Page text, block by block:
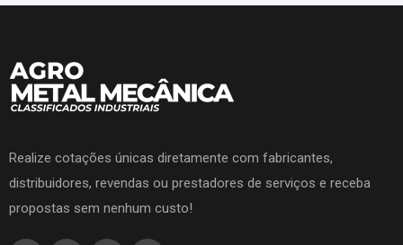
Realize cotações únicas diretamente com fabricantes,
distribuidores, revendas ou prestadores de serviços e receba
propostas sem nenhum custo!